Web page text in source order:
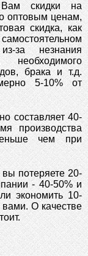
Вам скидки на
оптовым ценам,
скидка, как
за незнания
необходимого
брака и т.д.
5-10% от
составляет 40-
производства
чем при
потеряете 20-
- 40-50% и
экономить 10-
О качестве